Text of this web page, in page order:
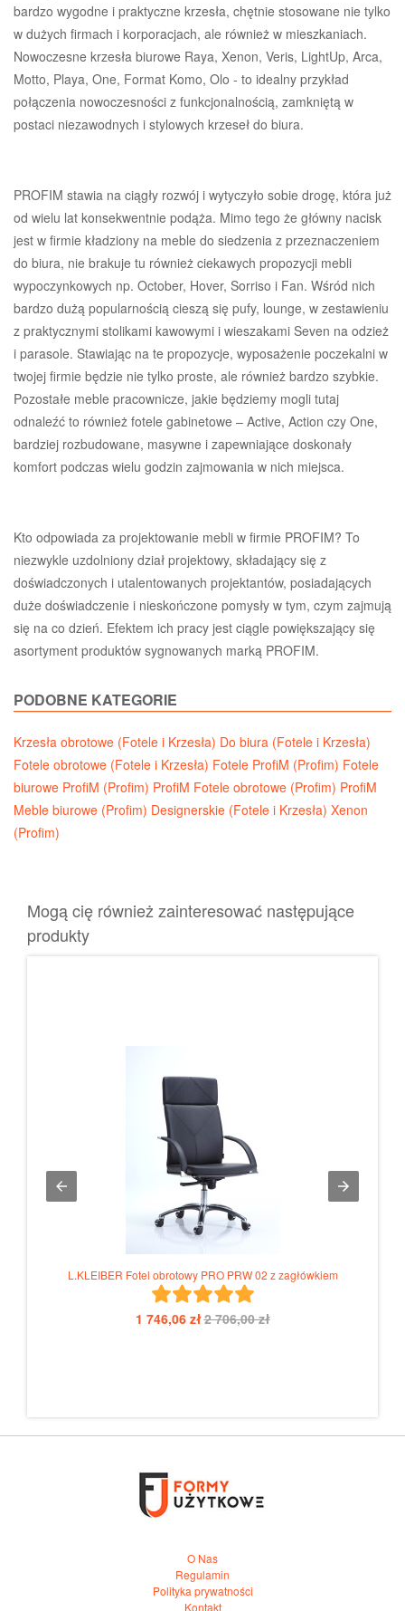
bardzo wygodne i praktyczne krzesła, chętnie stosowane nie tylko
w dużych firmach i korporacjach, ale również w mieszkaniach.
Nowoczesne krzesła biurowe Raya, Xenon, Veris, LightUp, Arca,
Motto, Playa, One, Format Komo, Olo - to idealny przykład
połączenia nowoczesności z funkcjonalnością, zamkniętą w
postaci niezawodnych i stylowych krzeseł do biura.
PROFIM stawia na ciągły rozwój i wytyczyło sobie drogę, która już
od wielu lat konsekwentnie podąża. Mimo tego że główny nacisk
jest w firmie kładziony na meble do siedzenia z przeznaczeniem
do biura, nie brakuje tu również ciekawych propozycji mebli
wypoczynkowych np. October, Hover, Sorriso i Fan. Wśród nich
bardzo dużą popularnością cieszą się pufy, lounge, w zestawieniu
z praktycznymi stolikami kawowymi i wieszakami Seven na odzież
i parasole. Stawiając na te propozycje, wyposażenie poczekalni w
twojej firmie będzie nie tylko proste, ale również bardzo szybkie.
Pozostałe meble pracownicze, jakie będziemy mogli tutaj
odnaleźć to również fotele gabinetowe – Active, Action czy One,
bardziej rozbudowane, masywne i zapewniające doskonały
komfort podczas wielu godzin zajmowania w nich miejsca.
Kto odpowiada za projektowanie mebli w firmie PROFIM? To
niezwykle uzdolniony dział projektowy, składający się z
doświadczonych i utalentowanych projektantów, posiadających
duże doświadczenie i nieskończone pomysły w tym, czym zajmują
się na co dzień. Efektem ich pracy jest ciągle powiększający się
asortyment produktów sygnowanych marką PROFIM.
PODOBNE KATEGORIE
Krzesła obrotowe (Fotele i Krzesła) Do biura (Fotele i Krzesła)
Fotele obrotowe (Fotele i Krzesła) Fotele ProfiM (Profim) Fotele
biurowe ProfiM (Profim) ProfiM Fotele obrotowe (Profim) ProfiM
Meble biurowe (Profim) Designerskie (Fotele i Krzesła) Xenon
(Profim)
Mogą cię również zainteresować następujące
produkty
L.KLEIBER Fotel obrotowy PRO PRW 02 z zagłówkiem
1 746,06 zł2 706,00 zł
O Nas
Regulamin
Polityka prywatności
Kontakt